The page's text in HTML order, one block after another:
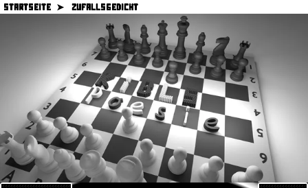
STARTSEITE ➤ ZUFALLSGEDICHT